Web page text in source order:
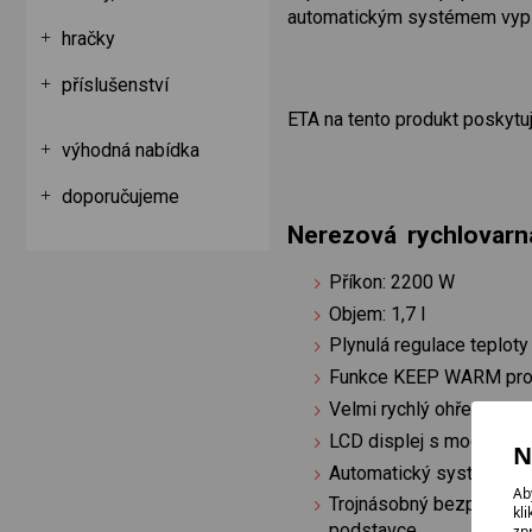
automatickým systémem
ETA na tento produkt
Nerezová
Příkon: 2200 W
Objem: 1,7 l
Plynulá regulace
Funkce KEEP WARM
Velmi rychlý ohřev vody
LCD displej s modrým
Automatický systém
Trojnásobný
hračky
příslušenství
výhodná nabídka
doporučujeme